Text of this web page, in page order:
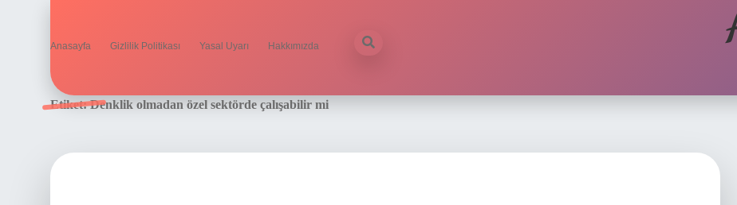
Anasayfa Gizlilik Politikası Yasal Uyarı Hakkımızda
Etiket:Denklik olmadan özel sektörde çalışabilir mi